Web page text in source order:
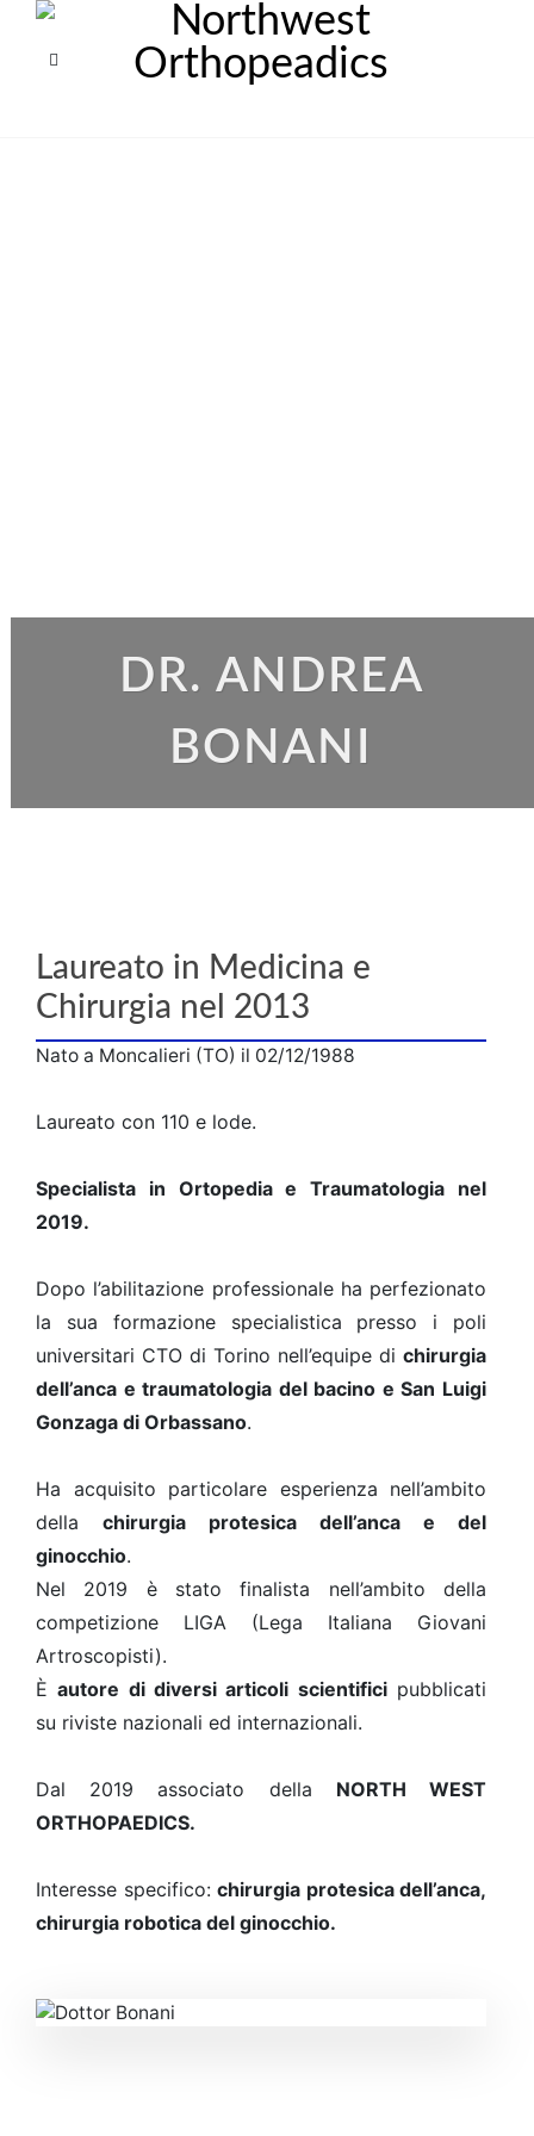
DR. ANDREA
BONANI
Laureato in Medicina e
Chirurgia nel 2013
Nato a Moncalieri (TO) il 02/12/1988
Laureato con 110 e lode.
Specialista in Ortopedia e Traumatologia nel
2019.
Dopo l’abilitazione professionale ha perfezionato
la sua formazione specialistica presso i poli
universitari CTO di Torino nell’equipe di chirurgia
dell’anca e traumatologia del bacino e San Luigi
Gonzaga di Orbassano.
Ha acquisito particolare esperienza nell’ambito
della chirurgia protesica dell’anca e del
ginocchio.
Nel 2019 è stato finalista nell’ambito della
competizione LIGA (Lega Italiana Giovani
Artroscopisti).
Èautore di diversi articoli scientificipubblicati
su riviste nazionali ed internazionali.
Dal 2019 associato della NORTH WEST
ORTHOPAEDICS.
Interesse specifico: chirurgia protesica dell’anca,
chirurgia robotica del ginocchio.